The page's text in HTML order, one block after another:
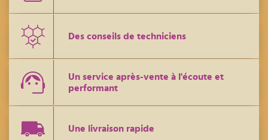
Des conseils de techniciens
Un service après-vente à l'écoute et
performant
Une livraison rapide